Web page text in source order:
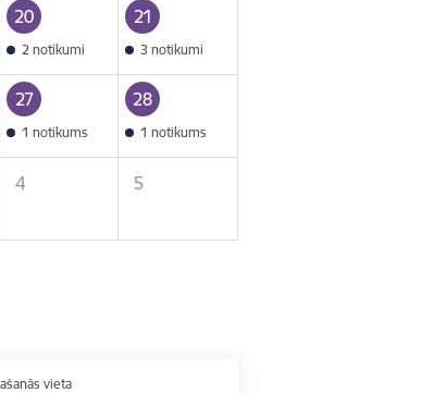
20
2 notikumi
21
3 notikumi
27
1 notikums
28
1 notikums
4 5
vieta